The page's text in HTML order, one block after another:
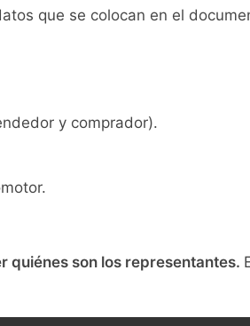
que se colocan en el
y comprador).
quiénes son los representantes.